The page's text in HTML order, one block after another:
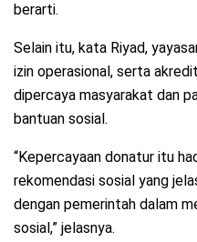
berarti.
Selain itu, kata Riyad,
izin operasional, serta
dipercaya masyarakat dan
bantuan sosial.
“Kepercayaan donatur itu
rekomendasi sosial yang
dengan pemerintah dalam
sosial,” jelasnya.